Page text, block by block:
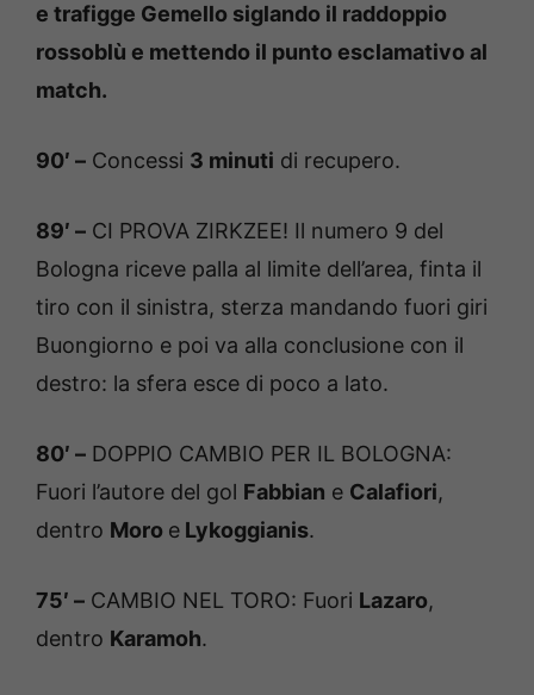
e trafigge Gemello siglando il raddoppio
rossoblù e mettendo il punto esclamativo al
match.
90′ – Concessi 3 minuti di recupero.
89′ – CI PROVA ZIRKZEE! Il numero 9 del
Bologna riceve palla al limite dell’area, finta il
tiro con il sinistra, sterza mandando fuori giri
Buongiorno e poi va alla conclusione con il
destro: la sfera esce di poco a lato.
80′ – DOPPIO CAMBIO PER IL BOLOGNA:
Fuori l’autore del gol Fabbian e Calafiori,
dentro Moro e Lykoggianis.
75′ – CAMBIO NEL TORO: Fuori Lazaro,
dentro Karamoh.